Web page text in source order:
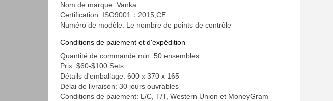
Nom de marque: Vanka
Certification: ISO9001：2015,CE
Numéro de modèle: Le nombre de points de contrôle
Conditions de paiement et d'expédition
Quantité de commande min: 50 ensembles
Prix: $60-$100 Sets
Détails d'emballage: 600 x 370 x 165
Délai de livraison: 30 jours ouvrables
Conditions de paiement: L/C, T/T, Western Union et MoneyGram